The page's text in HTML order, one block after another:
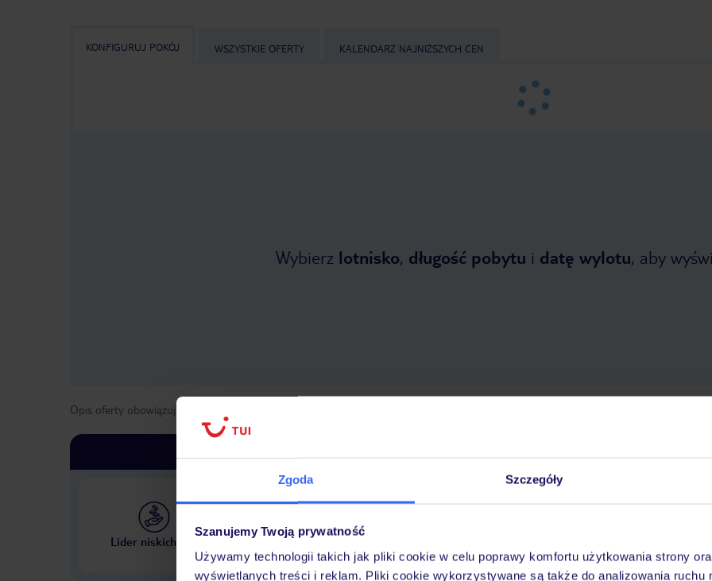
Zgoda Szczegóły
Szanujemy Twoją prywatność
Używamy technologii takich jak pliki cookie w celu poprawy komfortu użytkowania strony
wyświetlanych treści i reklam. Pliki cookie wykorzystywane są także do analizowania ruchu
KONFIGURUJ POKÓJ WSZYSTKIE OFERTY KALENDARZ NAJNIŻSZYCH CEN
Wybierz lotnisko, długość pobytu i datę wylotu, aby
Opis oferty obowiązuje dla wyjazdów w terminie
Lider niskich cen
Największe biuro podróży
w Polsce
wakacjach 24/7